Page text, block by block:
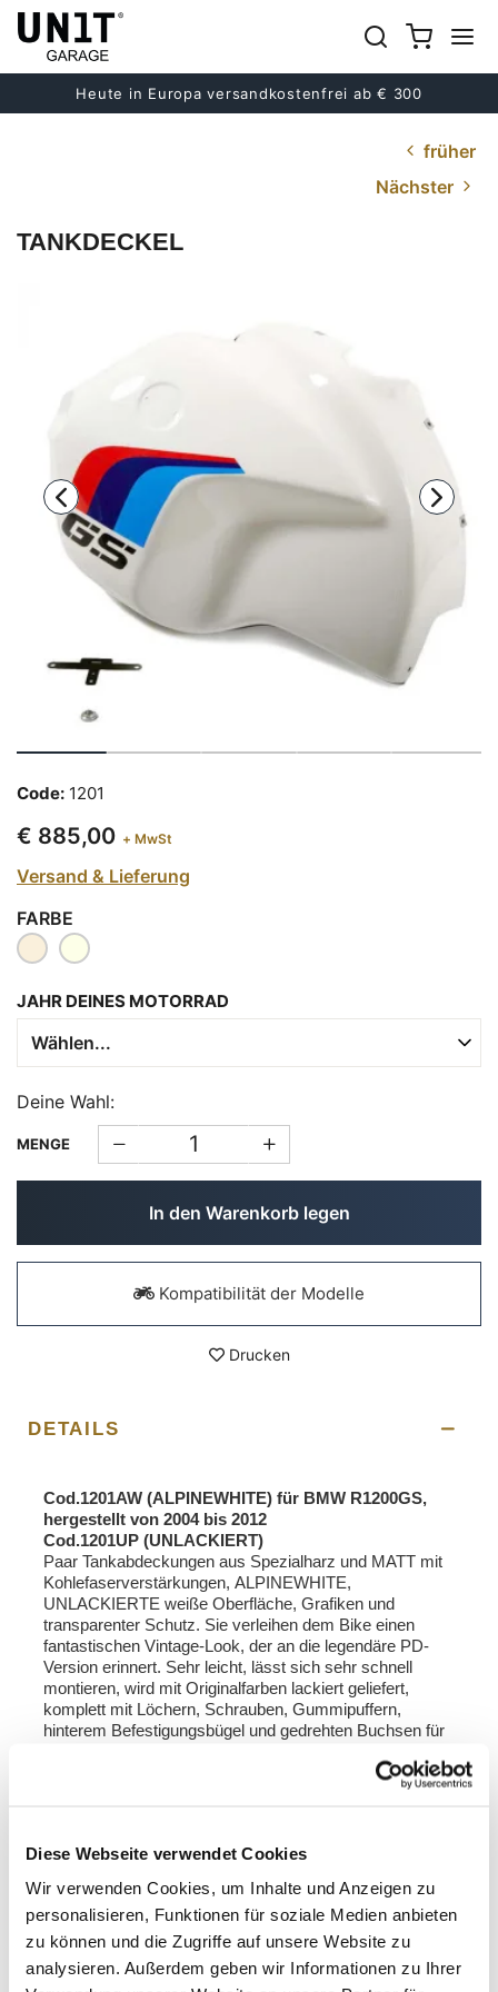
Diese Webseite verwendet Cookies
Wir verwenden Cookies, um Inhalte und Anzeigen zu
personalisieren, Funktionen für soziale Medien anbieten
zu können und die Zugriffe auf unsere Website zu
analysieren. Außerdem geben wir Informationen zu Ihrer
Heute in Europa versandkostenfrei ab € 300
früher
Nächster
TANKDECKEL
Code: 1201
€ 885,00 + MwSt
Versand & Lieferung
FARBE
JAHR DEINES MOTORRAD
Deine Wahl:
MENGE
In den Warenkorb legen
Kompatibilität der Modelle
Drucken
DETAILS
Cod.1201AW (ALPINEWHITE) für BMW R1200GS,
hergestellt von 2004 bis 2012
Cod.1201UP (UNLACKIERT)
Paar Tankabdeckungen aus Spezialharz und MATT mit
Kohlefaserverstärkungen, ALPINEWHITE,
UNLACKIERTE weiße Oberfläche, Grafiken und
transparenter Schutz. Sie verleihen dem Bike einen
fantastischen Vintage-Look, der an die legendäre PD-
Version erinnert. Sehr leicht, lässt sich sehr schnell
montieren, wird mit Originalfarben lackiert geliefert,
komplett mit Löchern, Schrauben, Gummipuffern,
hinterem Befestigungsbügel und gedrehten Buchsen für
sich die rechte Seitenwand schnell abnehmen. Der
511147721223), das von Ihrem Fahrrad entfernt oder
beim offiziellen Ersatzteil-Vertriebsnetz erworben werden
kann.
Hinweis: nicht kompatibel mit dem originalen GS-
Sattel; Die 3 m 5 oberen Clips für die Verbindung der 2
Abdeckungen sind die Originalclips Ihres Motorrads, in
die die mitgelieferten Knopfschrauben mit den Maßen